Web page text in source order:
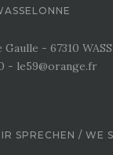
- 67310
- le59@orange.fr
SPRECHEN / WE